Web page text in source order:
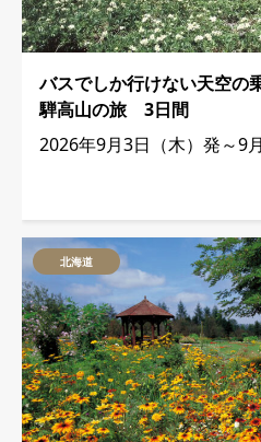
バスでしか行けない天空の
騨高山の旅 3日間
2026年9月3日（木）発～9
北海道